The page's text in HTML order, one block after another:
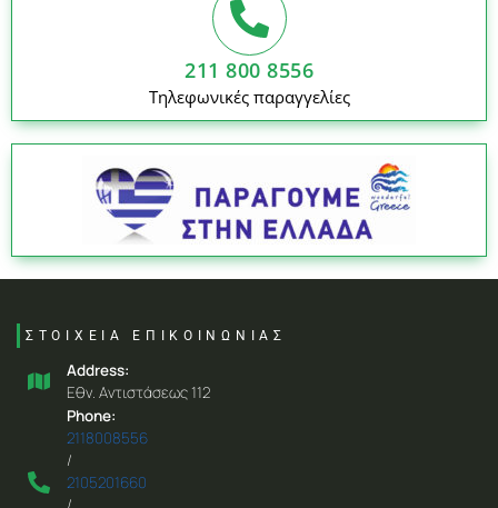
211 800 8556
Τηλεφωνικές παραγγελίες
ΣΤΟΙΧΕΙΑ ΕΠΙΚΟΙΝΩΝΙΑΣ
Address:
Eθν. Aντιστάσεως 112
Phone:
2118008556
/
2105201660